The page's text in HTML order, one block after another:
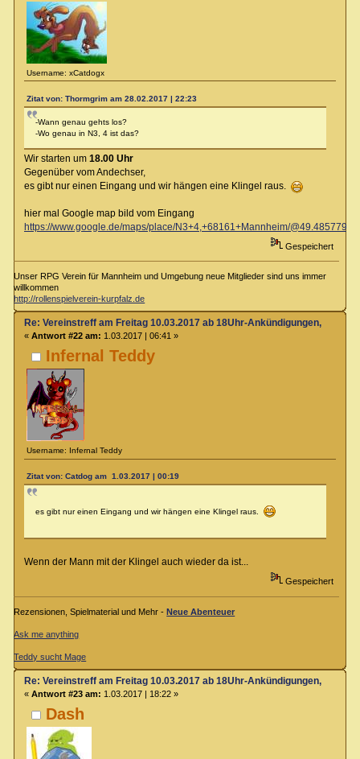
Username: xCatdogx
Zitat von: Thormgrim am 28.02.2017 | 22:23
-Wann genau gehts los?
-Wo genau in N3, 4 ist das?
Wir starten um 18.00 Uhr
Gegenüber vom Andechser,
es gibt nur einen Eingang und wir hängen eine Klingel raus.
hier mal Google map bild vom Eingang
https://www.google.de/maps/place/N3+4,+68161+Mannheim/
Gespeichert
Unser RPG Verein für Mannheim und Umgebung neue Mitglieder sind uns immer
willkommen
http://rollenspielverein-kurpfalz.de
Infernal Teddy
Username: Infernal Teddy
Re: Vereinstreff am Freitag 10.03.2017 ab 18Uhr-Ankündigungen,
« Antwort #22 am: 1.03.2017 | 06:41 »
Zitat von: Catdog am 1.03.2017 | 00:19
es gibt nur einen Eingang und wir hängen eine Klingel raus.
Wenn der Mann mit der Klingel auch wieder da ist...
Gespeichert
Rezensionen, Spielmaterial und Mehr -Neue Abenteuer
Ask me anything
Teddy sucht Mage
Dash
Re: Vereinstreff am Freitag 10.03.2017 ab 18Uhr-Ankündigungen,
« Antwort #23 am: 1.03.2017 | 18:22 »